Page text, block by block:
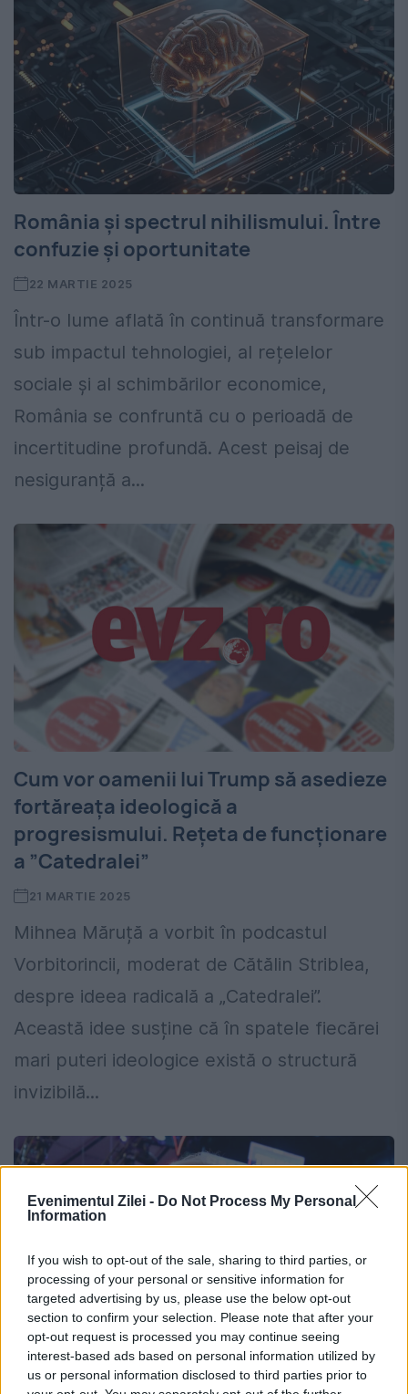
Evenimentul Zilei - Do Not Process My Personal
Information
If you wish to opt-out of the sale, sharing to third parties, or
processing of your personal or sensitive information for
targeted advertising by us, please use the below opt-out
section to confirm your selection. Please note that after your
opt-out request is processed you may continue seeing
interest-based ads based on personal information utilized by
us or personal information disclosed to third parties prior to
România și spectrul nihilismului. Între
confuzie și oportunitate
22 MARTIE 2025
Într-o lume aflată în continuă transformare
sub impactul tehnologiei, al rețelelor
sociale și al schimbărilor economice,
România se confruntă cu o perioadă de
incertitudine profundă. Acest peisaj de
nesiguranță a...
Cum vor oamenii lui Trump să asedieze
fortăreața ideologică a
progresismului. Rețeta de funcționare
a ”Catedralei”
21 MARTIE 2025
Mihnea Măruță a vorbit în podcastul
Vorbitorincii, moderat de Cătălin Striblea,
despre ideea radicală a „Catedralei”.
Această idee susține că în spatele fiecărei
mari puteri ideologice există o structură
invizibilă...